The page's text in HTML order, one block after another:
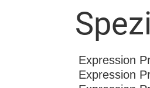
Expression
Expression